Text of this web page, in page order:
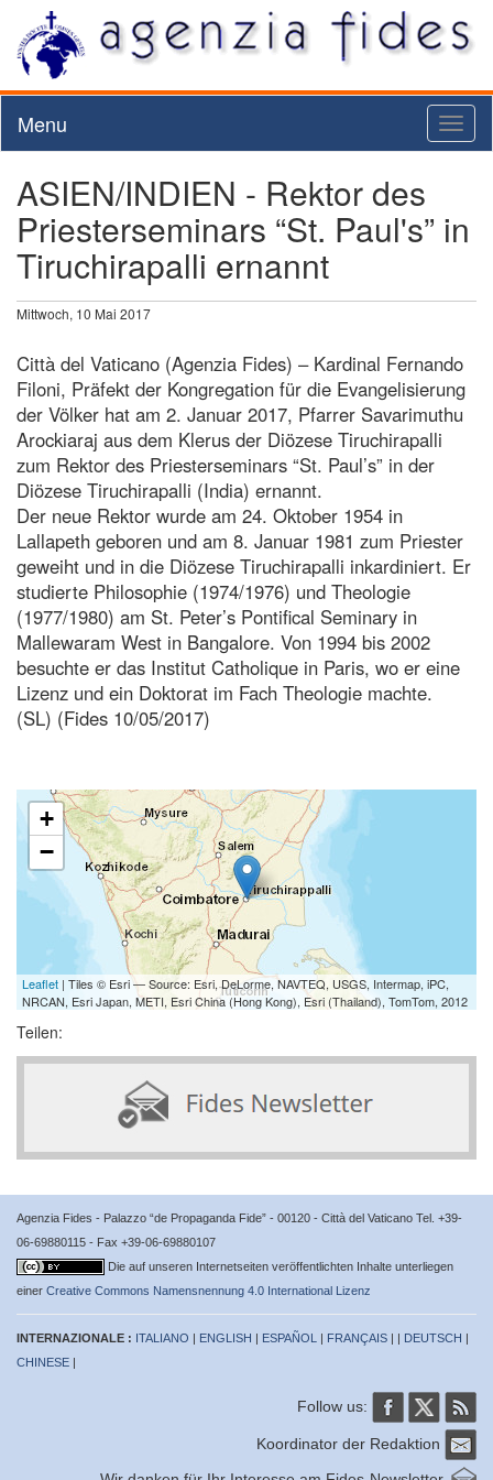
Menu
ASIEN/INDIEN - Rektor des
Priesterseminars “St. Paul's” in
Tiruchirapalli ernannt
Mittwoch, 10 Mai 2017
Città del Vaticano (Agenzia Fides) – Kardinal Fernando
Filoni, Präfekt der Kongregation für die Evangelisierung
der Völker hat am 2. Januar 2017, Pfarrer Savarimuthu
Arockiaraj aus dem Klerus der Diözese Tiruchirapalli
zum Rektor des Priesterseminars “St. Paul’s” in der
Diözese Tiruchirapalli (India) ernannt.
Der neue Rektor wurde am 24. Oktober 1954 in
Lallapeth geboren und am 8. Januar 1981 zum Priester
geweiht und in die Diözese Tiruchirapalli inkardiniert. Er
studierte Philosophie (1974/1976) und Theologie
(1977/1980) am St. Peter’s Pontifical Seminary in
Mallewaram West in Bangalore. Von 1994 bis 2002
besuchte er das Institut Catholique in Paris, wo er eine
Lizenz und ein Doktorat im Fach Theologie machte.
(SL) (Fides 10/05/2017)
+
−
Leaflet | Tiles © Esri — Source: Esri, DeLorme, NAVTEQ, USGS, Intermap, iPC,
NRCAN, Esri Japan, METI, Esri China (Hong Kong), Esri (Thailand), TomTom, 2012
Teilen:
Agenzia Fides - Palazzo “de Propaganda Fide” - 00120 - Città del Vaticano Tel. +39-
06-69880115 - Fax +39-06-69880107
Die auf unseren Internetseiten veröffentlichten Inhalte unterliegen
einer Creative Commons Namensnennung 4.0 International Lizenz
INTERNAZIONALE : ITALIANO | ENGLISH | ESPAÑOL | FRANÇAIS | | DEUTSCH |
CHINESE |
Follow us:
Koordinator der Redaktion